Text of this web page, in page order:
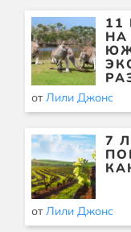
11
НА
отЛили Джонс
7
отЛили Джонс